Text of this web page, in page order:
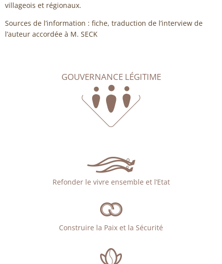
villageois et régionaux.
Sources de l’information : fiche, traduction de l’interview de
l’auteur accordée à M. SECK
GOUVERNANCE LÉGITIME
Refonder le vivre ensemble et l’Etat
Construire la Paix et la Sécurité